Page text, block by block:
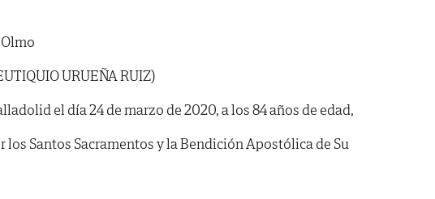
URUEÑA RUIZ)
el día 24 de marzo de 2020, a los 84 años de edad,
los Santos Sacramentos y la Bendición Apostólica de Su